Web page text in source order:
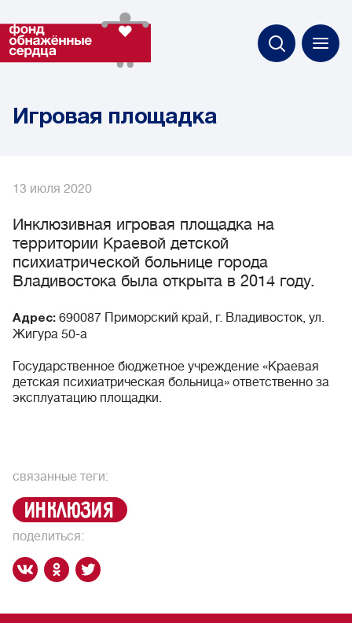
Игровая площадка
13 июля 2020
Инклюзивная игровая площадка на
территории Краевой детской
психиатрической больнице города
Владивостока была открыта в 2014 году.
Адрес: 690087 Приморский край, г. Владивосток, ул.
Жигура 50-а
Государственное бюджетное учреждение «Краевая
детская психиатрическая больница» ответственно за
эксплуатацию площадки.
поделиться:
связанные теги:
инклюзия